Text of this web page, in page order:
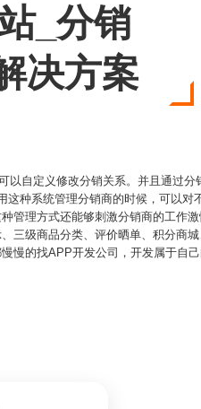
_分销
决方案
自定义修改分销关系。并且通过分
种系统管理分销商的时候，可以对
管理方式还能够刺激分销商的工作
三级商品分类、评价晒单、积分商
慢的找APP开发公司，开发属于自己